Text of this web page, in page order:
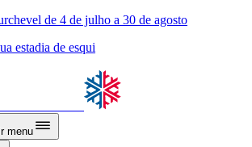
de 4 de julho a 30 de agosto
estadia de esqui
menu